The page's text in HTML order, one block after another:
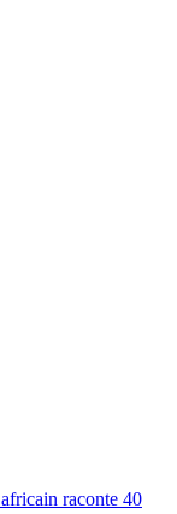
raconte 40